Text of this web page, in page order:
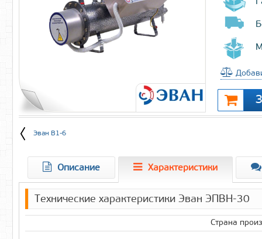
Эван В1-6
Описание Характеристики
Технические характеристики Эван ЭПВН-30
Страна